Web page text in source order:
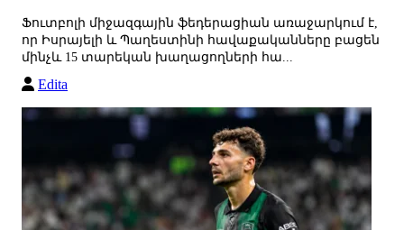
Ֆուտբոլի միջազգային ֆեդերացիան առաջարկում է,
որ Իսրայելի և Պաղեստինի հավաքականները բացեն
մինչև 15 տարեկան խաղացողների հա...
Edita